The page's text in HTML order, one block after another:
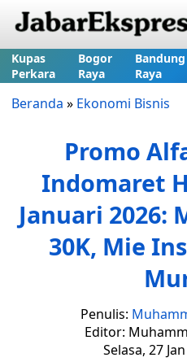
Kupas
Perkara
Bogor
Raya
Bandung
Raya
Beranda » Ekonomi Bisnis
Promo
Indomaret
Januari 2026:
30K, Mie
Penulis:
Editor:
Selasa, 27